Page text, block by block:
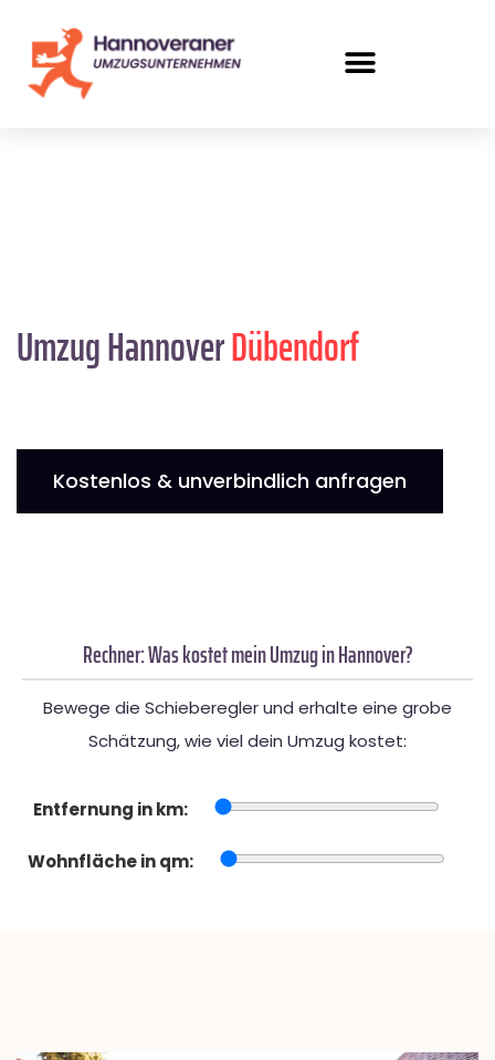
Umzug HannoverDübendorf
Kostenlos & unverbindlich anfragen
Rechner: Was kostet mein Umzug in Hannover?
Bewege die Schieberegler und erhalte eine grobe
Schätzung, wie viel dein Umzug kostet:
Entfernung in km:
Wohnfläche in qm: